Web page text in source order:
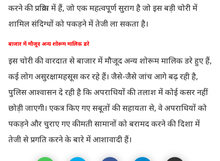
करने की प्रक्रिया में हैं, जो एक महत्वपूर्ण सुराग है जो इस बड़ी चोरी में
शामिल संदिग्धों को पकड़ने में तेजी ला सकता है।
बाजार में मौजूद अन्य शोरूम मालिक डरे
इस चोरी की वारदात से बाजार में मौजूद अन्य शोरूम मालिक डरे हुए हैं,
कई लोग असुरक्षामहसूस कर रहे हैं। जैसे-जैसे जांच आगे बढ़ रही है,
पुलिस आश्वासन दे रही है कि अपराधियों की तलाश में कोई कसर नहीं
छोड़ी जाएगी। एकत्र किए गए सबूतों की सहायता से, वे अपराधियों को
पकड़ने और चुराए गए कीमती सामानों को बरामद करने की दिशा में
तेजी से प्रगति करने के बारे में आशावादी हैं।